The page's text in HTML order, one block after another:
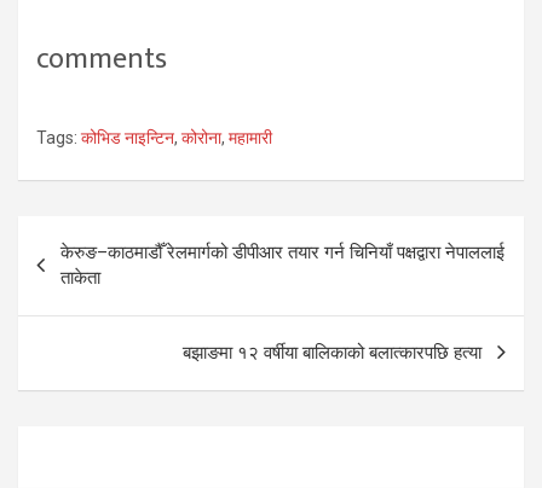
comments
Tags: कोभिड नाइन्टिन, कोरोना, महामारी
Post
navigation
केरुङ–काठमाडौँ रेलमार्गको डीपीआर तयार गर्न चिनियाँ पक्षद्वारा नेपाललाई
ताकेता
बझाङमा १२ वर्षीया बालिकाको बलात्कारपछि हत्या